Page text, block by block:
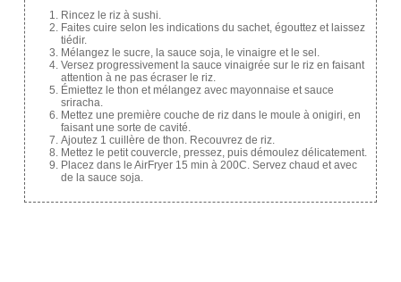
Rincez le riz à sushi.
Faites cuire selon les indications du sachet, égouttez et laissez
tiédir.
Mélangez le sucre, la sauce soja, le vinaigre et le sel.
Versez progressivement la sauce vinaigrée sur le riz en faisant
attention à ne pas écraser le riz.
Émiettez le thon et mélangez avec mayonnaise et sauce
sriracha.
Mettez une première couche de riz dans le moule à onigiri, en
faisant une sorte de cavité.
Ajoutez 1 cuillère de thon. Recouvrez de riz.
Mettez le petit couvercle, pressez, puis démoulez délicatement.
Placez dans le AirFryer 15 min à 200C. Servez chaud et avec
de la sauce soja.